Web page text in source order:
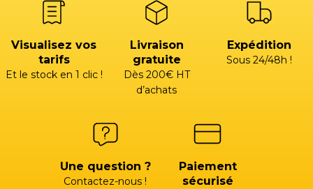
Visualisez vos
tarifs
Et le stock en 1 clic !
Livraison
gratuite
Dès 200€ HT
d’achats
Expédition
Sous 24/48h !
Une question ?
Contactez-nous !
Paiement
sécurisé